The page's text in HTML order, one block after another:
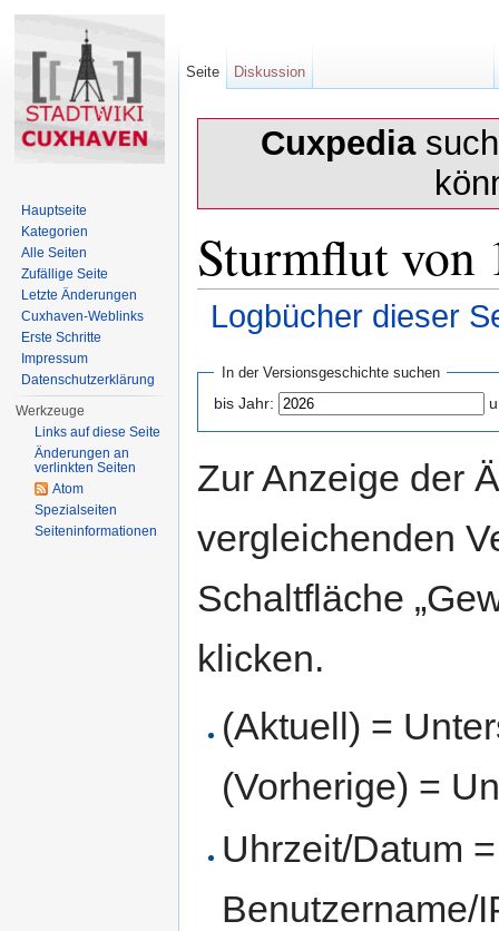
Cuxpedia
Sturmflut von
Logbücher dieser
In der Versionsgeschichte suchen
bis Jahr:
Zur Anzeige der
vergleichenden
Schaltfläche
klicken.
(Aktuell) =
(Vorherige) =
Uhrzeit/Datum
Benutzername/
Seite Diskussion
Hauptseite
Kategorien
Alle Seiten
Zufällige Seite
Letzte Änderungen
Cuxhaven-Weblinks
Erste Schritte
Impressum
Datenschutzerklärung
Werkzeuge
Links auf diese Seite
Änderungen an
verlinkten Seiten
Atom
Spezialseiten
Seiten­informationen